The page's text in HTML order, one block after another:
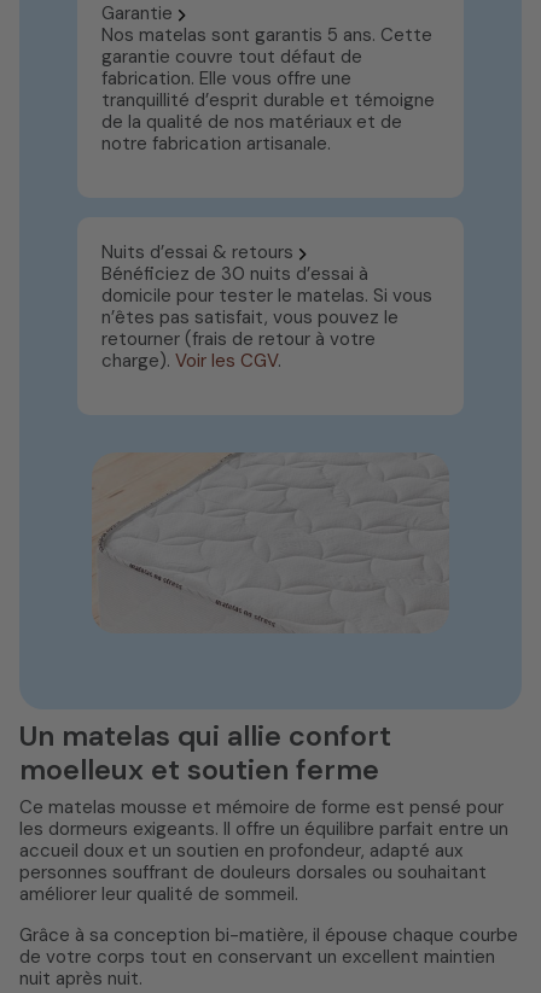
Garantie
Nos matelas sont garantis 5 ans. Cette
garantie couvre tout défaut de
fabrication. Elle vous offre une
tranquillité d’esprit durable et témoigne
de la qualité de nos matériaux et de
notre fabrication artisanale.
Nuits d’essai & retours
Bénéficiez de 30 nuits d’essai à
domicile pour tester le matelas. Si vous
n’êtes pas satisfait, vous pouvez le
retourner (frais de retour à votre
charge). Voir les CGV.
Un matelas qui allie confort
moelleux et soutien ferme
Ce matelas mousse et mémoire de forme est pensé pour
les dormeurs exigeants. Il offre un équilibre parfait entre un
accueil doux et un soutien en profondeur, adapté aux
personnes souffrant de douleurs dorsales ou souhaitant
améliorer leur qualité de sommeil.
Grâce à sa conception bi-matière, il épouse chaque courbe
de votre corps tout en conservant un excellent maintien
nuit après nuit.